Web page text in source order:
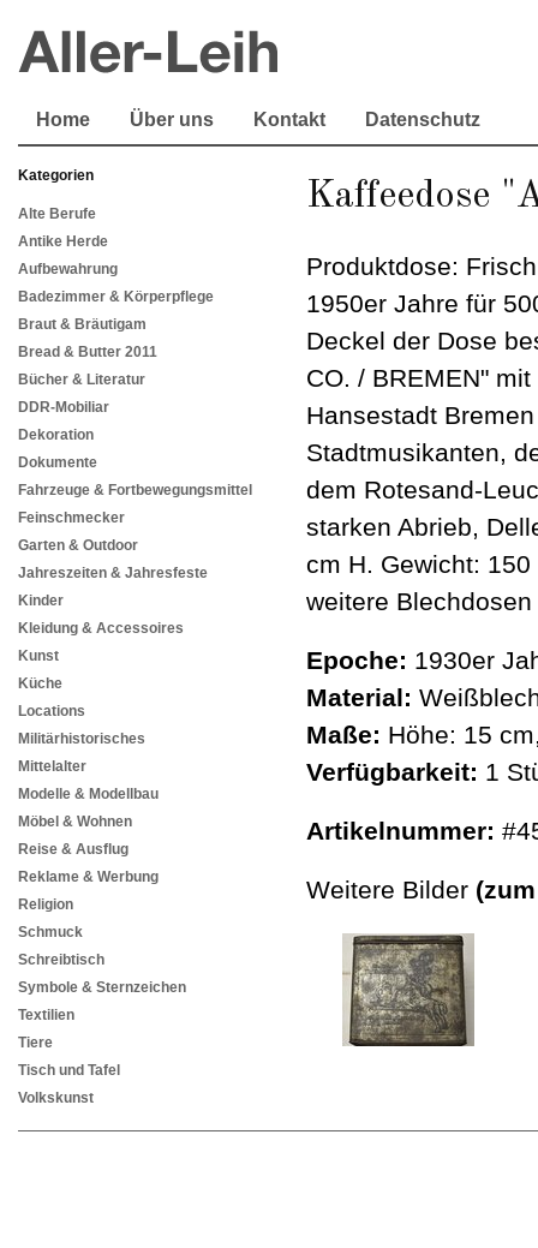
Home Über uns Kontakt Datenschutz
Kategorien
Alte Berufe
Antike Herde
Aufbewahrung
Badezimmer & Körperpflege
Braut & Bräutigam
Bread & Butter 2011
Bücher & Literatur
DDR-Mobiliar
Dekoration
Dokumente
Fahrzeuge & Fortbewegungsmittel
Feinschmecker
Garten & Outdoor
Jahreszeiten & Jahresfeste
Kinder
Kleidung & Accessoires
Kunst
Küche
Locations
Militärhistorisches
Mittelalter
Modelle & Modellbau
Möbel & Wohnen
Reise & Ausflug
Reklame & Werbung
Religion
Schmuck
Schreibtisch
Symbole & Sternzeichen
Textilien
Tiere
Tisch und Tafel
Volkskunst
Kaffeedose
Produktdose:
1950er Jahre für
Deckel der Dose
CO. / BREMEN"
Hansestadt
Stadtmusikanten,
dem Rotesand-
starken Abrieb,
cm H. Gewicht:
weitere
Epoche: 1930er
Material:
Maße: Höhe: 15
Verfügbarkeit: 1
Artikelnummer:
Weitere Bilder